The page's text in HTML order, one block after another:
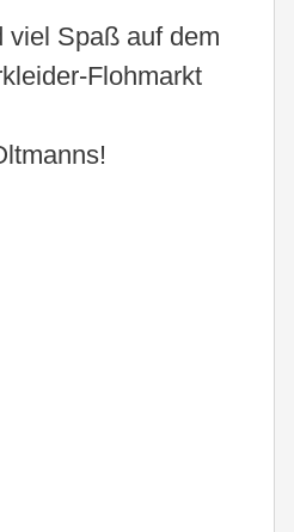
viel Spaß auf dem
Flohmarkt